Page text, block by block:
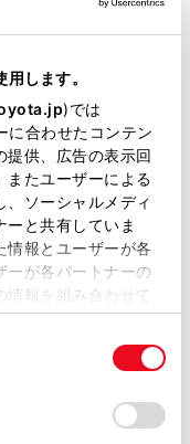
します。
)では
合わせたコンテン
提供、広告の表示回
またユーザーによる
ソーシャルメディ
と共有していま
情報とユーザーが各
ーが各パートナーの
報を組み合わせて
トの使用を続行する
存されることに同
)のオプトアウト、